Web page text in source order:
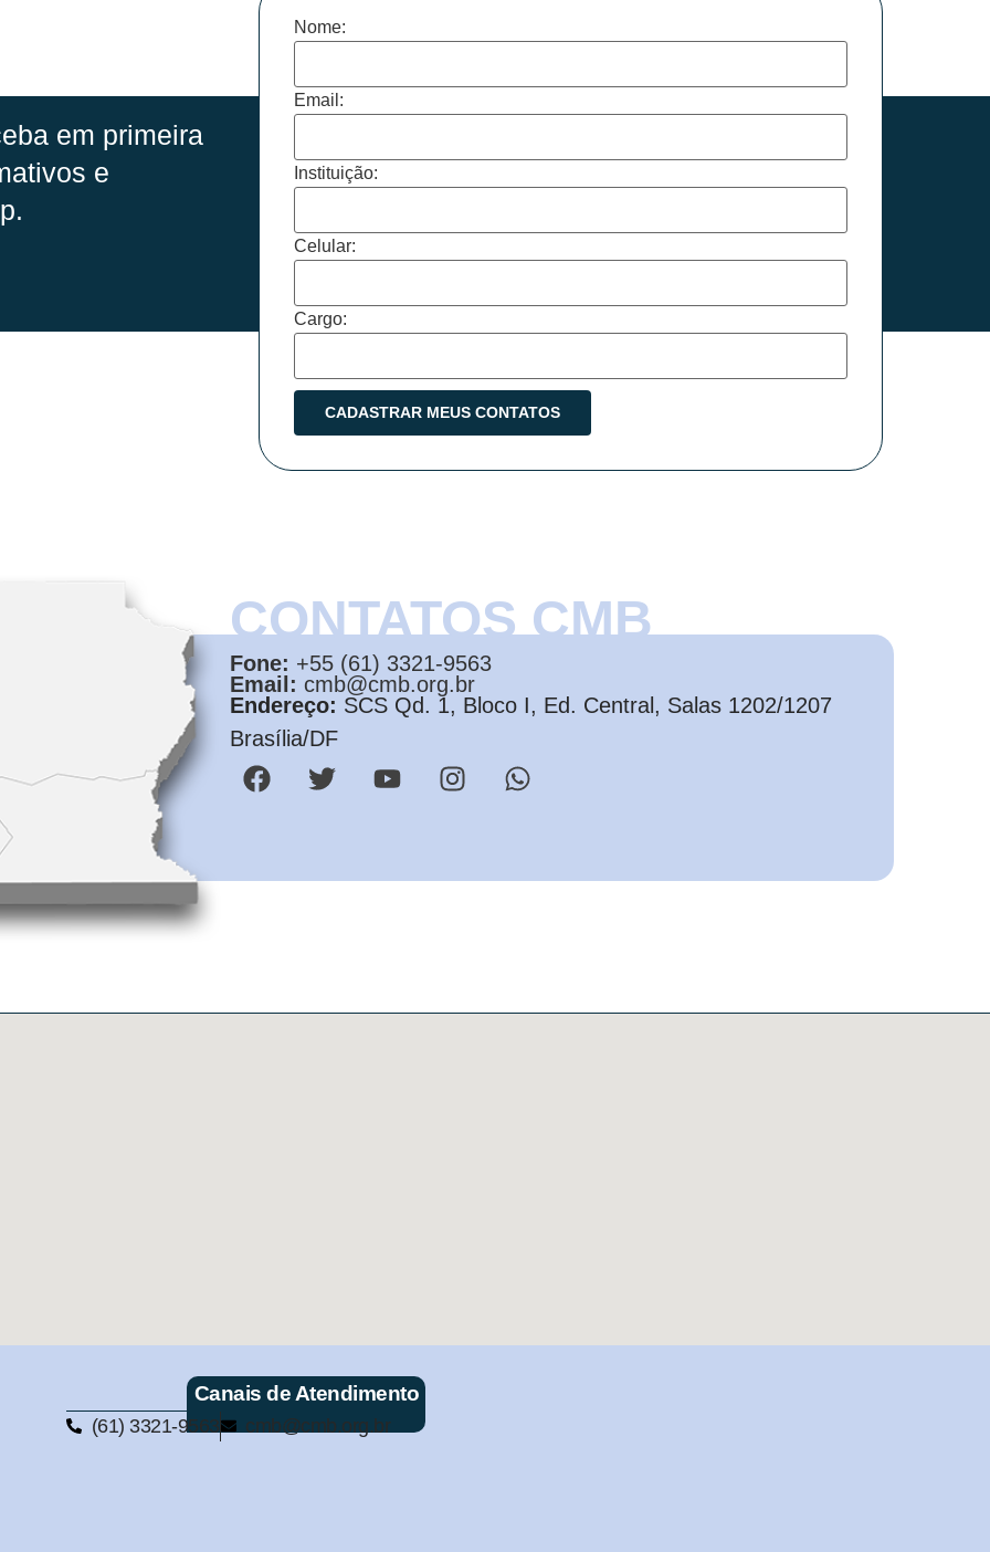
em primeira
e
Nome:
Email:
Instituição:
Celular:
Cargo:
CONTATOS CMB
Fone: +55 (61) 3321-9563
Email: cmb@cmb.org.br
Endereço: SCS Qd. 1, Bloco I, Ed. Central, Salas 1202/1207
Brasília/DF
Canais de Atendimento
(61) 3321-9563 cmb@cmb.org.br